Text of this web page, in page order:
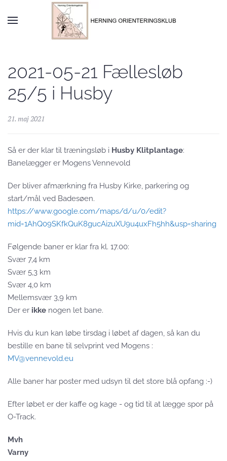
Skip to main content
2021-05-21 Fællesløb
25/5 i Husby
21. maj 2021
Så er der klar til træningsløb i Husby Klitplantage:
Banelægger er Mogens Vennevold
Der bliver afmærkning fra Husby Kirke, parkering og
start/mål ved Badesøen.
https://www.google.com/maps/d/u/0/edit?
mid=1AhQ09SKfkQuK8gucAizuXU9u4uxFh5hh&usp=sharing
Følgende baner er klar fra kl. 17.00:
Svær 7,4 km
Svær 5,3 km
Svær 4,0 km
Mellemsvær 3,9 km
Der er ikke nogen let bane.
Hvis du kun kan løbe tirsdag i løbet af dagen, så kan du
bestille en bane til selvprint ved Mogens :
MV@vennevold.eu
Alle baner har poster med udsyn til det store blå opfang :-)
Efter løbet er der kaffe og kage - og tid til at lægge spor på
O-Track.
Mvh
Varny